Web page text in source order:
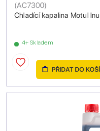
Chladící kapalina Motul
(AC7300)
4+ Skladem
PŘIDAT DO